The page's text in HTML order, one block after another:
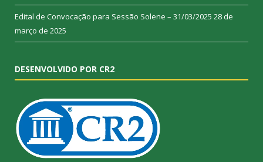
Edital de Convocação para Sessão Solene – 31/03/2025 28 de
março de 2025
DESENVOLVIDO POR CR2